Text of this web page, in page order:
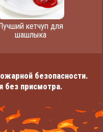
кетчуп для
шашлыка
безопасности.
без присмотра.